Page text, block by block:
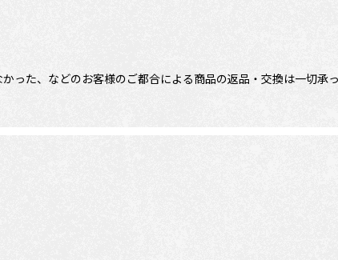
た、などのお客様のご都合による商品の返品・交換は一切承